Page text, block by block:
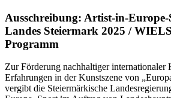
Ausschreibung: Artist-in-Europe-
Landes Steiermark 2025 /
Programm
Zur Förderung nachhaltiger internationaler
Erfahrungen in der Kunstszene von
vergibt die Steiermärkische